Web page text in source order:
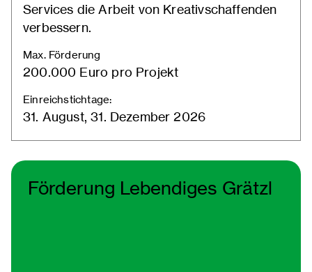
Services die Arbeit von Kreativschaffenden
verbessern.
Max. Förderung
200.000 Euro pro Projekt
Einreichstichtage:
31. August, 31. Dezember 2026
Förderung Lebendiges Grätzl